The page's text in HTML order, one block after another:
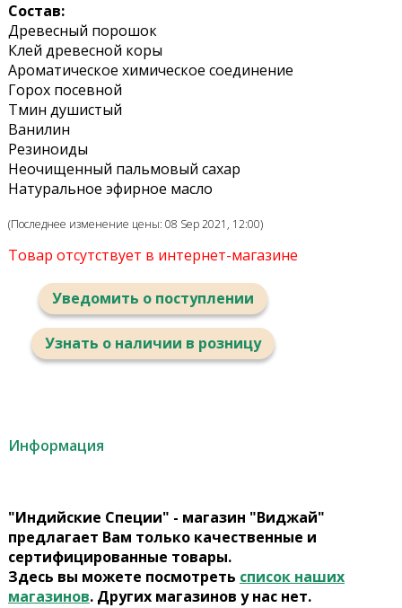
Состав:
Древесный порошок
Клей древесной коры
Ароматическое химическое соединение
Горох посевной
Тмин душистый
Ванилин
Резиноиды
Неочищенный пальмовый сахар
Натуральное эфирное масло
(Последнее изменение цены: 08 Sep 2021, 12:00)
Товар отсутствует в интернет-магазине
Уведомить о поступлении
Узнать о наличии в розницу
Информация
"Индийские Специи" - магазин "Виджай"
предлагает Вам только качественные и
сертифицированные товары.
Здесь вы можете посмотреть список наших
магазинов. Других магазинов у нас нет.